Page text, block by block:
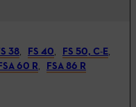
38, FS 40, FS 50, C-E,
60 R, FSA 86 R